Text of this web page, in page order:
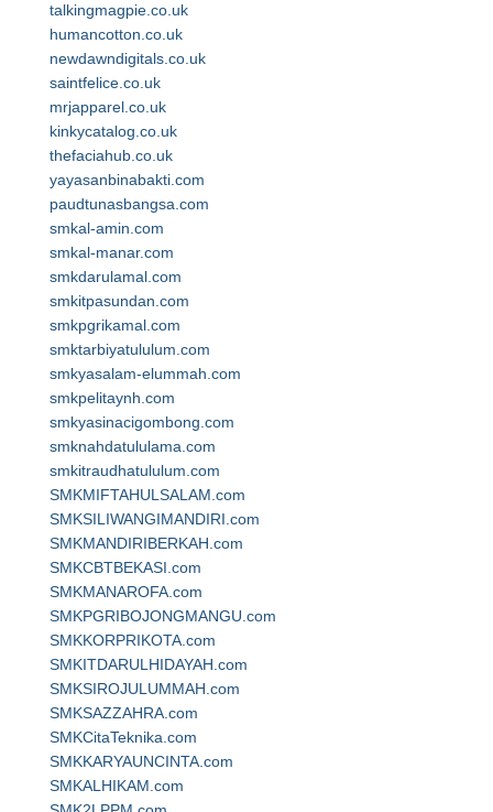
talkingmagpie.co.uk
humancotton.co.uk
newdawndigitals.co.uk
saintfelice.co.uk
mrjapparel.co.uk
kinkycatalog.co.uk
thefaciahub.co.uk
yayasanbinabakti.com
paudtunasbangsa.com
smkal-amin.com
smkal-manar.com
smkdarulamal.com
smkitpasundan.com
smkpgrikamal.com
smktarbiyatululum.com
smkyasalam-elummah.com
smkpelitaynh.com
smkyasinacigombong.com
smknahdatululama.com
smkitraudhatululum.com
SMKMIFTAHULSALAM.com
SMKSILIWANGIMANDIRI.com
SMKMANDIRIBERKAH.com
SMKCBTBEKASI.com
SMKMANAROFA.com
SMKPGRIBOJONGMANGU.com
SMKKORPRIKOTA.com
SMKITDARULHIDAYAH.com
SMKSIROJULUMMAH.com
SMKSAZZAHRA.com
SMKCitaTeknika.com
SMKKARYAUNCINTA.com
SMKALHIKAM.com